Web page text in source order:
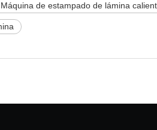
Máquina de estampado de lámina